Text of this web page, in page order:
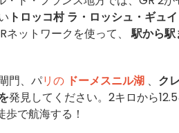
トロッコ村 ラ・ロッシュ・ギュ
ットワークを使って、 駅から駅
門、パリの ドーメスニル湖 、 ク
発見してください。2キロから
で航海する！